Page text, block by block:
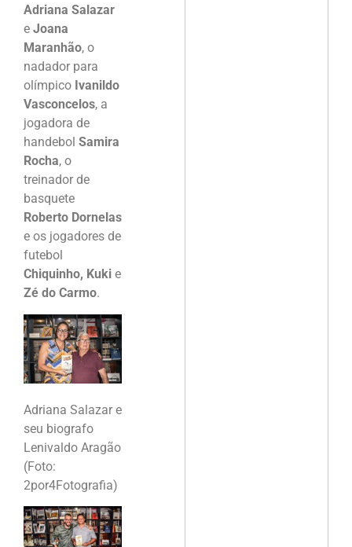
Adriana Salazar
e Joana
Maranhão, o
nadador para
olímpico Ivanildo
Vasconcelos, a
jogadora de
handebol Samira
Rocha, o
treinador de
basquete
Roberto Dornelas
e os jogadores de
futebol
Chiquinho, Kuki e
Zé do Carmo.
Adriana Salazar e
seu biografo
Lenivaldo Aragão
(Foto:
2por4Fotografia)